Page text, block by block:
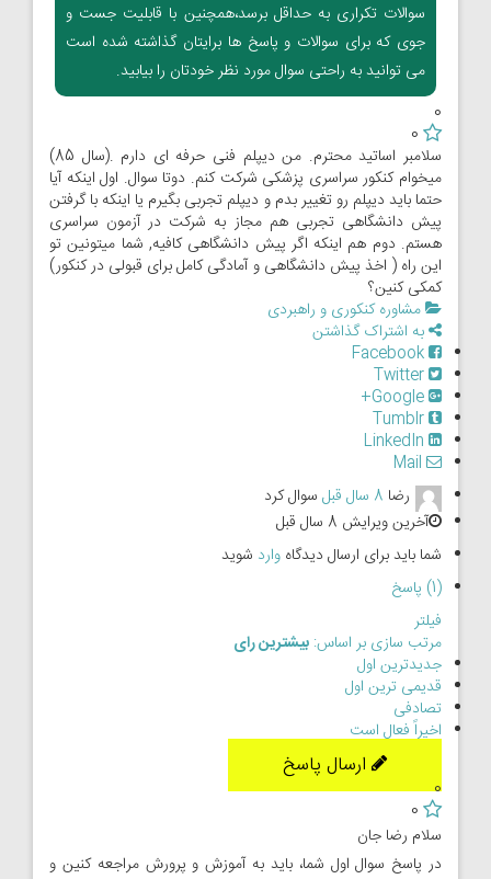
سوالات تکراری به حداقل برسد،همچنین با قابلیت جست و
جوی که برای سوالات و پاسخ ها برایتان گذاشته شده است
می توانید به راحتی سوال مورد نظر خودتان را بیابید.
0
0
سلامبر اساتید محترم. من دیپلم فنی حرفه ای دارم .(سال 85)
میخوام کنکور سراسری پزشکی شرکت کنم. دوتا سوال. اول اینکه آیا
حتما باید دیپلم رو تغییر بدم و دیپلم تجربی بگیرم یا اینکه با گرفتن
پیش دانشگاهی تجربی هم مجاز به شرکت در آزمون سراسری
هستم. دوم هم اینکه اگر پیش دانشگاهی کافیه, شما میتونین تو
این راه ( اخذ پیش دانشگاهی و آمادگی کامل برای قبولی در کنکور)
کمکی کنین؟
مشاوره کنکوری و راهبردی
به اشتراک گذاشتن
رضا 8 سال قبل
سوال کرد
آخرین ویرایش 8 سال قبل
شما باید برای ارسال دیدگاه وارد شوید
(1) پاسخ
فیلتر
مرتب سازی بر اساس: بیشترین رای
جدیدترین اول
قدیمی ترین اول
تصادفی
اخیراً فعال است
ارسال پاسخ
0
0
سلام رضا جان
در پاسخ سوال اول شما، باید به آموزش و پرورش مراجعه کنین و